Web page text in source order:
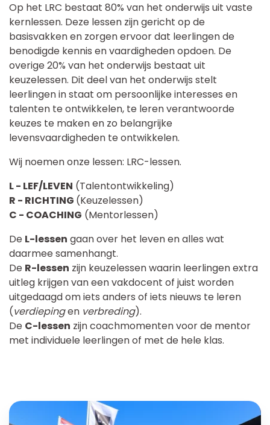
Op het LRC bestaat 80% van het onderwijs uit vaste
kernlessen. Deze lessen zijn gericht op de
basisvakken en zorgen ervoor dat leerlingen de
benodigde kennis en vaardigheden opdoen. De
overige 20% van het onderwijs bestaat uit
keuzelessen. Dit deel van het onderwijs stelt
leerlingen in staat om persoonlijke interesses en
talenten te ontwikkelen, te leren verantwoorde
keuzes te maken en zo belangrijke
levensvaardigheden te ontwikkelen.
Wij noemen onze lessen: LRC-lessen.
L - LEF/LEVEN (Talentontwikkeling)
R - RICHTING (Keuzelessen)
C - COACHING (Mentorlessen)
De L-lessen gaan over het leven en alles wat
daarmee samenhangt.
De R-lessen zijn keuzelessen waarin leerlingen extra
uitleg krijgen van een vakdocent of juist worden
uitgedaagd om iets anders of iets nieuws te leren
(verdiepingen verbreding).
De C-lessen zijn coachmomenten voor de mentor
met individuele leerlingen of met de hele klas.